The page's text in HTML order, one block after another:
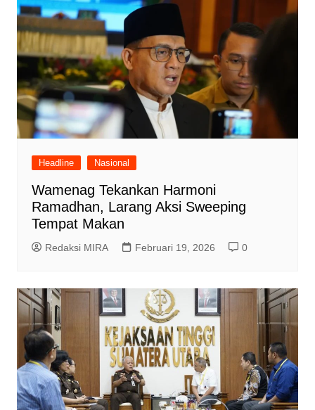
Headline Nasional
Wamenag Tekankan Harmoni
Ramadhan, Larang Aksi Sweeping
Tempat Makan
Redaksi MIRA Februari 19, 2026 0